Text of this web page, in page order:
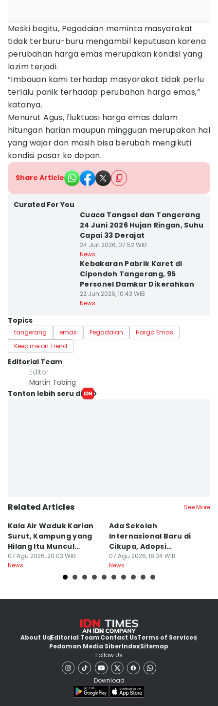
Meski begitu, Pegadaian meminta masyarakat
tidak terburu-buru mengambil keputusan karena
perubahan harga emas merupakan kondisi yang
lazim terjadi.
“Imbauan kami terhadap masyarakat tidak perlu
terlalu panik terhadap perubahan harga emas,”
katanya.
Menurut Agus, fluktuasi harga emas dalam
hitungan harian maupun mingguan merupakan hal
yang wajar dan masih bisa berubah mengikuti
kondisi pasar ke depan.
Share Article
Curated For You
Cuaca Tangsel dan Tangerang
24 Juni 2026 Hujan Ringan, Suhu
Capai 33 Derajat
24 Jun 2026, 07:52 WIB
News
Kebakaran Pabrik Karet di
Cipondoh Tangerang, 95
Personel Damkar Dikerahkan
22 Jun 2026, 10:43 WIB
News
Topics
tangerang emas Pegadaian
Harga Emas
Keep me on Trend
Editorial Team
Editor
Martin Tobing
Tonton lebih seru di
Related Articles See More
Kala Air Waduk Karian
Surut, Kampung yang
Hilang Itu Muncul
Kembali
07 Agu 2026, 20:03 WIB
News
Ada Sekolah
Internasional Baru di
Cikupa, Adopsi
Kurikulum Singapura
07 Agu 2026, 18:34 WIB
News
About UsEditorial TeamContact UsTerms of Services
Pedoman Media SiberIndexSitemap
Follow Us
Download